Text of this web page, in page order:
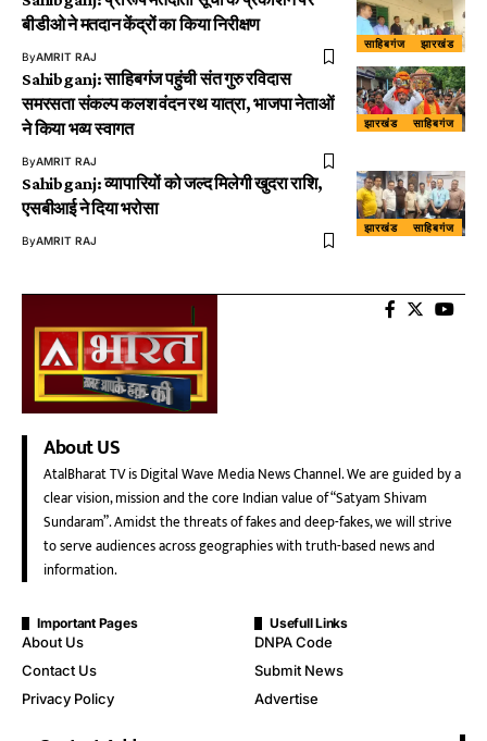
साहिबगंज झारखंड
बीडीओ ने मतदान केंद्रों का किया निरीक्षण
ByAMRIT RAJ
झारखंड साहिबगंज
Sahibganj: साहिबगंज पहुंची संत गुरु रविदास
समरसता संकल्प कलश वंदन रथ यात्रा, भाजपा नेताओं
ने किया भव्य स्वागत
ByAMRIT RAJ
झारखंड साहिबगंज
Sahibganj: व्यापारियों को जल्द मिलेगी खुदरा राशि,
एसबीआई ने दिया भरोसा
ByAMRIT RAJ
About US
AtalBharat TV is Digital Wave Media News Channel. We are guided by a
clear vision, mission and the core Indian value of “Satyam Shivam
Sundaram”. Amidst the threats of fakes and deep-fakes, we will strive
to serve audiences across geographies with truth-based news and
information.
Important Pages
About Us
Contact Us
Privacy Policy
Usefull Links
DNPA Code
Submit News
Advertise